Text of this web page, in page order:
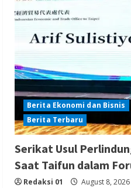
Pengacara Didakwa
dengan Skema
Redaksi 01 August 8,
Berita Nasional
Berita
Berita TNI/POLRI
Dianugerahi
Suci, Kapolri Ajak
Berita Ekonomi dan Bisnis
Berita Terbaru
Serikat Usul
Saat Taifun dalam
Redaksi 01 August 8, 2026